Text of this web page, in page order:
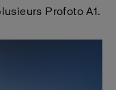
Profoto A1.